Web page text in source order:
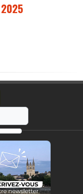
https://radio-g.fr?17705